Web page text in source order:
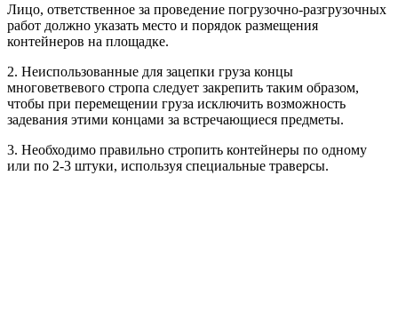
Лицо, ответственное за проведение погрузочно-разгрузочных
работ должно указать место и порядок размещения
контейнеров на площадке.
2. Неиспользованные для зацепки груза концы
многоветвевого стропа следует закрепить таким образом,
чтобы при перемещении груза исключить возможность
задевания этими концами за встречающиеся предметы.
3. Необходимо правильно стропить контейнеры по одному
или по 2-3 штуки, используя специальные траверсы.